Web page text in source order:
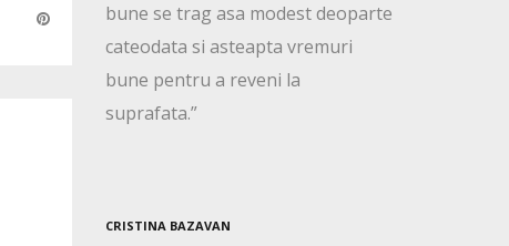
bune se trag asa modest deoparte
cateodata si asteapta vremuri
bune pentru a reveni la
suprafata.”
CRISTINA BAZAVAN